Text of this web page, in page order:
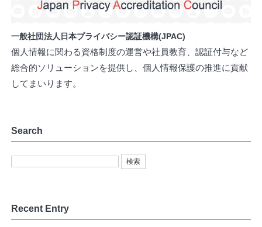
一般社団法人日本プライバシー認証機構(JPAC)
個人情報に関わる資格制度の運営や社員教育、認証付与など
総合的ソリューションを提供し、個人情報保護の推進に貢献
してまいります。
Search
Recent Entry